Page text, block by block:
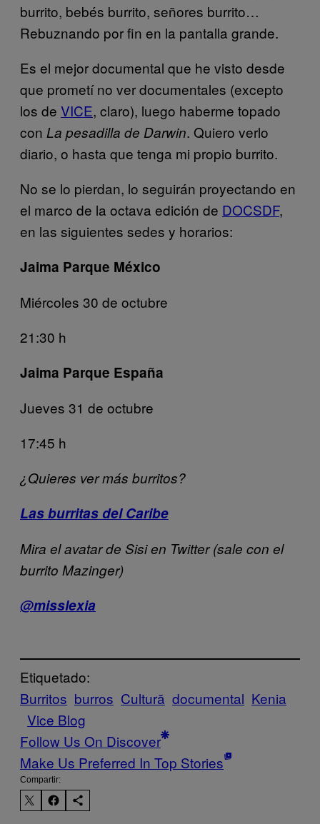
burrito, bebés burrito, señores burrito…
Rebuznando por fin en la pantalla grande.
Es el mejor documental que he visto desde
que prometí no ver documentales (excepto
los de VICE, claro), luego haberme topado
con La pesadilla de Darwin. Quiero verlo
diario, o hasta que tenga mi propio burrito.
No se lo pierdan, lo seguirán proyectando en
el marco de la octava edición de DOCSDF,
en las siguientes sedes y horarios:
Jaima Parque México
Miércoles 30 de octubre
21:30 h
Jaima Parque España
Jueves 31 de octubre
17:45 h
¿Quieres ver más burritos?
Las burritas del Caribe
Mira el avatar de Sisi en Twitter (sale con el
burrito Mazinger)
@misslexia
Etiquetado:
Burritos burros Cultură documental Kenia
Vice Blog
Follow Us On Discover
Make Us Preferred In Top Stories
Compartir: